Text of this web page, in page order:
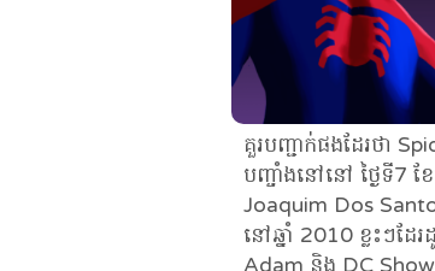
គួរបញ្ជាក់ផងដែរថា
បញ្ចាំងនៅនៅ ថ្ងៃទី7
Joaquim Dos
នៅឆ្នាំ 2010 ខ្លះៗដ
Adam និង DC